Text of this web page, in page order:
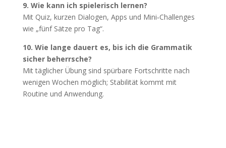
9. Wie kann ich spielerisch lernen?
Mit Quiz, kurzen Dialogen, Apps und Mini‑Challenges
wie „fünf Sätze pro Tag“.
10. Wie lange dauert es, bis ich die Grammatik
sicher beherrsche?
Mit täglicher Übung sind spürbare Fortschritte nach
wenigen Wochen möglich; Stabilität kommt mit
Routine und Anwendung.